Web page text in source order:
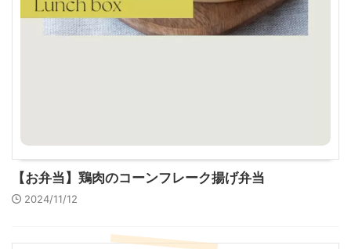
【お弁当】鶏肉のコーンフレーク揚げ弁当
2024/11/12